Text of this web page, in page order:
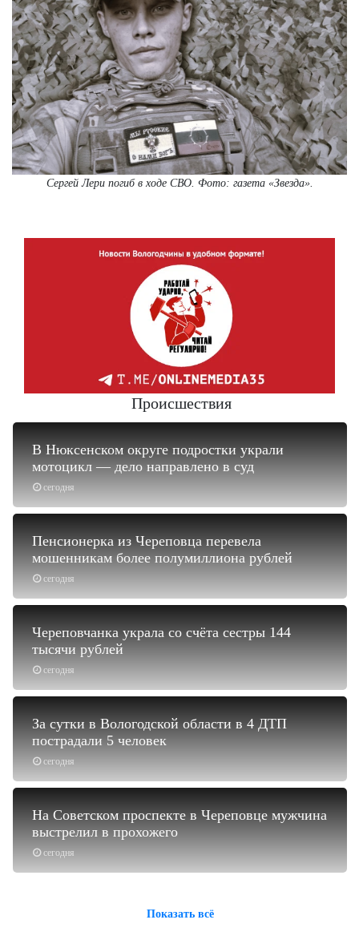
Сергей Лери погиб в ходе СВО. Фото: газета «Звезда».
Происшествия
сегодня
В Нюксенском округе подростки украли
мотоцикл — дело направлено в суд
сегодня
Пенсионерка из Череповца перевела
мошенникам более полумиллиона рублей
сегодня
Череповчанка украла со счёта сестры 144
тысячи рублей
сегодня
За сутки в Вологодской области в 4 ДТП
пострадали 5 человек
сегодня
На Советском проспекте в Череповце мужчина
выстрелил в прохожего
Показать всё